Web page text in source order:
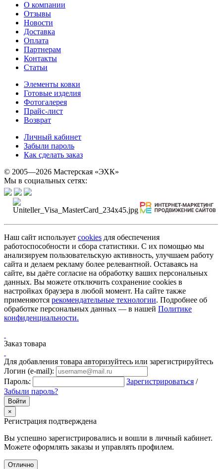
О компании
Отзывы
Новости
Доставка
Оплата
Партнерам
Контакты
Статьи
Элементы ковки
Готовые изделия
Фотогалерея
Прайс-лист
Возврат
Личный кабинет
Забыли пароль
Как сделать заказ
© 2005—2026 Мастерская «ЭХК»
Мы в социальных сетях:
Наш сайт использует cookies для обеспечения
работоспособности и сбора статистики. С их помощью мы
анализируем пользовательскую активность, улучшаем работу
сайта и делаем рекламу более релевантной. Оставаясь на
сайте, вы даёте согласие на обработку ваших персональных
данных. Вы можете отключить сохранение cookies в
настройках браузера в любой момент. На сайте также
применяются рекомендательные технологии. Подробнее об
обработке персональных данных — в нашей Политике
конфиденциальности.
Заказ товара
Для добавления товара авторизуйтесь или зарегистрируйтесь
Логин (e-mail):
Пароль:
Зарегистрироваться /
Забыли пароль?
×
Регистрация подтверждена
Вы успешно зарегистрировались и вошли в личный кабинет.
Можете оформлять заказы и управлять профилем.
Отлично